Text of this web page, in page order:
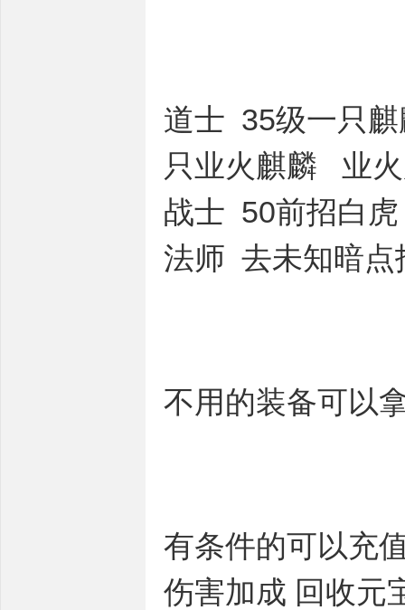
道士 35级一只
只业火麒麟 业
战士 50前招白
法师 去未知暗点
不用的装备可以
有条件的可以充
伤害加成 回收元